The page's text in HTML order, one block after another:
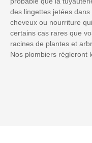
des lingettes jetées
cheveux ou nourriture
certains cas rares que
racines de plantes et
Nos plombiers régleront